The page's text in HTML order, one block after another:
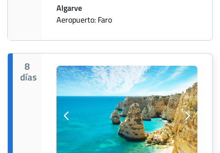
Algarve
Aeropuerto: Faro
8
días